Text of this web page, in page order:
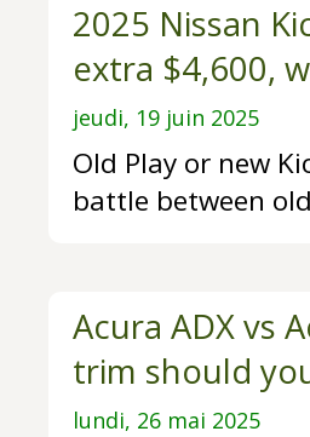
2025 Nissan
extra $4,600,
jeudi, 19 juin 2025
Old Play or new
battle between
Acura ADX vs
trim should
lundi, 26 mai 2025